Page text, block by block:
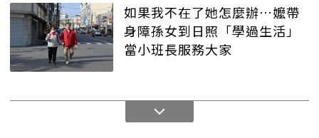
如果我不在了她怎麼辦…嬤帶
身障孫女到日照「學過生活」
當小班長服務大家